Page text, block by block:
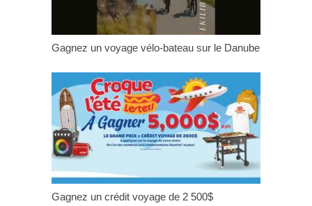
Gagnez un voyage vélo-bateau sur le Danube
Gagnez un crédit voyage de 2 500$